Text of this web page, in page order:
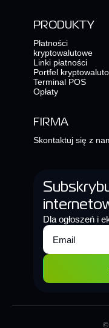
PRODUKTY
Płatności
kryptowalutowe
Linki płatności
Portfel
Terminal POS
Opłaty
FIRMA
Skontaktuj się z
Dla ogłoszeń i
©